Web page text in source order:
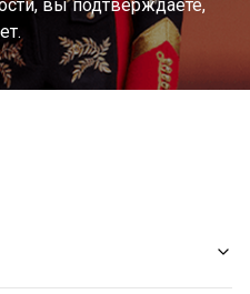
вы подтверждаете,